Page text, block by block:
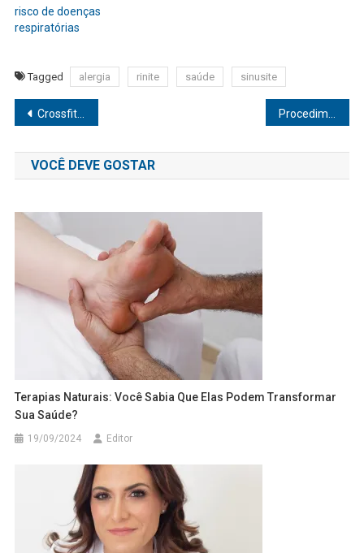
risco de doenças
respiratórias
Tagged alergia rinite saúde sinusite
Navegação
de
Post
Crossfit e musculação ajudam no ganho de massa muscular, mas têm indicações diferentes Procedimentos estéticos: Descubra os que mais bombam entre os participantes do BBB 23
VOCÊ DEVE GOSTAR
Terapias Naturais: Você Sabia Que Elas Podem Transformar
Sua Saúde?
19/09/2024 Editor